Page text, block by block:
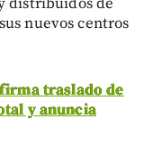
nuevos centros
traslado de
y anuncia